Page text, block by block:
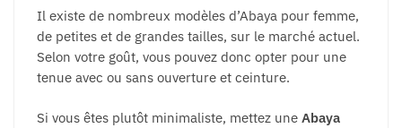
Il existe de nombreux modèles d’Abaya pour femme,
de petites et de grandes tailles, sur le marché actuel.
Selon votre goût, vous pouvez donc opter pour une
tenue avec ou sans ouverture et ceinture.
Si vous êtes plutôt minimaliste, mettez une Abaya